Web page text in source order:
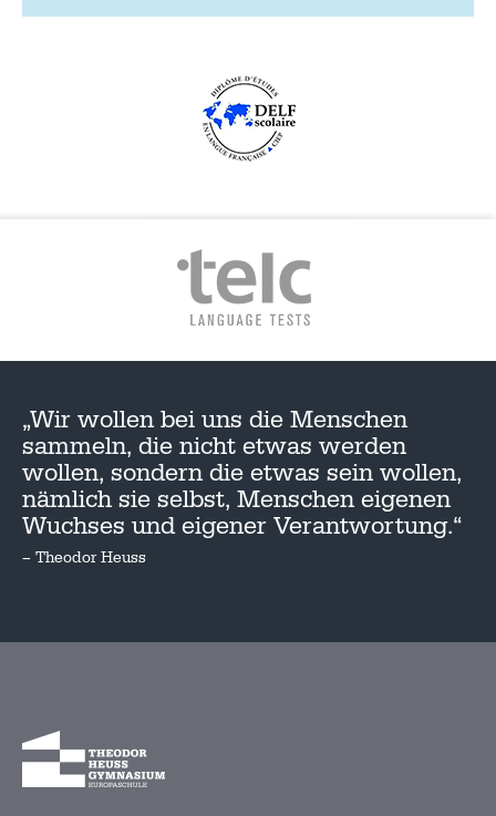
„Wir wollen bei uns die Menschen
sammeln, die nicht etwas werden
wollen, sondern die etwas sein wollen,
nämlich sie selbst, Menschen eigenen
Wuchses und eigener Verantwortung.“
– Theodor Heuss